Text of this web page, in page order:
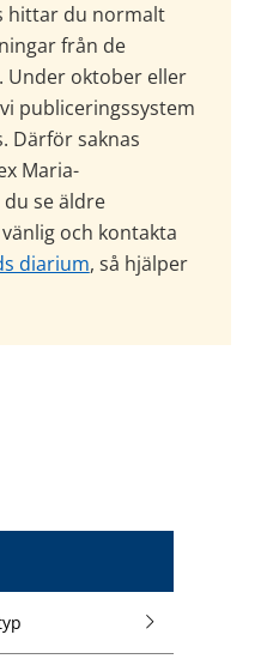
hittar du normalt
från de
Under oktober eller
publiceringssystem
Därför saknas
Maria-
se äldre
diarium, så hjälper